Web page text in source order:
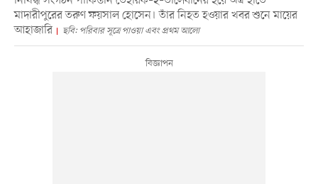
মাদারীপুরের তরুণ ফয়সাল হোসেন। তাঁর নিহত হওয়ার খবর শুনে মায়ের
আহাজারি
ছবি: পরিবার সূত্রে পাওয়া এবং প্রথম আলো